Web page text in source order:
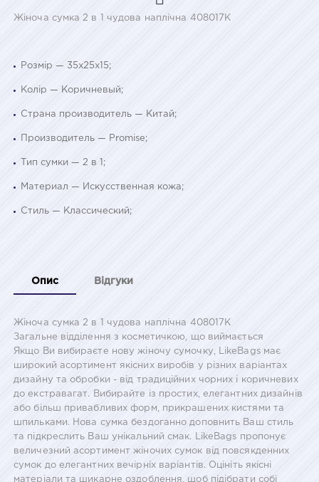
Жіноча сумка 2 в 1 чудова наплічна 408017K
Розмір — 35x25x15;
Колір — Коричневый;
Страна производитель — Китай;
Производитель — Promise;
Тип сумки — 2 в 1;
Материал — Искусственная кожа;
Стиль — Классический;
Опис Відгуки
Жіноча сумка 2 в 1 чудова наплічна 408017K
Загальне відділення з косметичкою, що виймається
Якщо Ви вибираєте нову жіночу сумочку, LikeBags має
широкий асортимент якісних виробів у різних варіантах
дизайну та обробки - від традиційних чорних і коричневих
до екстравагат. Вибирайте із простих, елегантних дизайнів
або більш привабливих форм, прикрашених кистями та
шпильками. Нова сумка бездоганно доповнить Ваш стиль
та підкреслить Ваш унікальний смак. LikeBags пропонує
величезний асортимент жіночих сумок від повсякденних
сумок до елегантних вечірніх варіантів. Оцініть якісні
матеріали та шикарне оздоблення, щоб підібрати собі